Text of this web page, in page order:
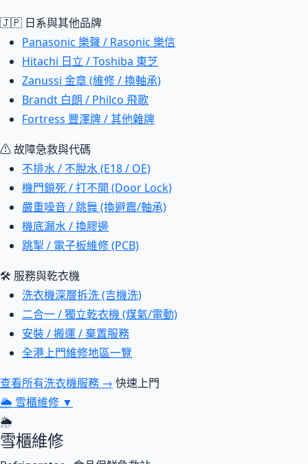
🇯🇵 日系與其他品牌
Panasonic 樂聲 / Rasonic 樂信
Hitachi 日立 / Toshiba 東芝
Zanussi 金章 (維修 / 換軸承)
Brandt 白朗 / Philco 飛歌
Fortress 豐澤牌 / 其他雜牌
⚠ 故障急救與代碼
不排水 / 不脫水 (E18 / OE)
機門鎖死 / 打不開 (Door Lock)
嚴重噪音 / 跳舞 (換避震/軸承)
機底漏水 / 換膠邊
跳掣 / 電子板維修 (PCB)
🛠 服務與乾衣機
洗衣機深層拆洗 (吉機洗)
二合一 / 獨立乾衣機 (煤氣/電動)
安裝 / 搬運 / 棄置服務
全港上門維修地區一覽
查看所有洗衣機服務 → 快速上門
🌦 雪櫃維修 ▼
🌦
雪櫃維修